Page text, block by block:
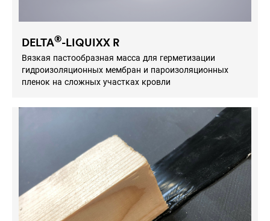
DELTA®-LIQUIXX R
Вязкая пастообразная масса для герметизации
гидроизоляционных мембран и пароизоляционных
пленок на сложных участках кровли